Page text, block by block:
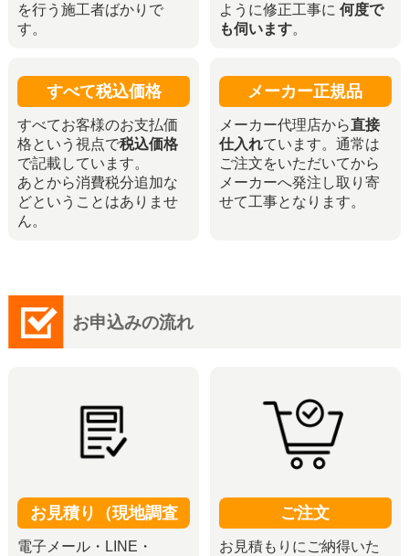
を行う施工者ばかりで
す。
ように修正工事に 何度で
も伺います。
すべて税込価格
すべてお客様のお支払価
格という視点で税込価格
で記載しています。
あとから消費税分追加な
どということはありませ
ん。
メーカー正規品
メーカー代理店から直接
仕入れています。通常は
ご注文をいただいてから
メーカーへ発注し取り寄
せて工事となります。
お申込みの流れ
お見積り（現地調査
電子メール・LINE・
ご注文
お見積もりにご納得いた